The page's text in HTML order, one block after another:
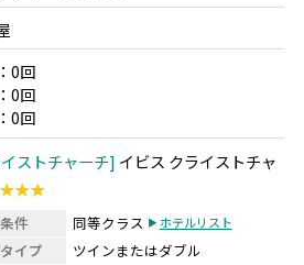
です】
観光：25,500円～（おひとり様あ
動します。詳しくはお問い合わせ
0回
0回
0回
ストチャーチ イビス クライストチャ
★★★
件 同等クラス ホテルリスト
イプ
ツインまたはダブル